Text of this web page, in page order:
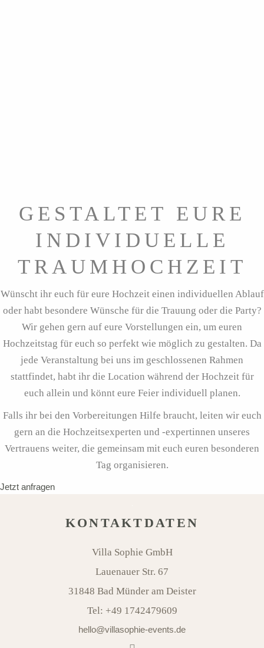
GESTALTET EURE
INDIVIDUELLE
TRAUMHOCHZEIT
Wünscht ihr euch für eure Hochzeit einen individuellen Ablauf
oder habt besondere Wünsche für die Trauung oder die Party?
Wir gehen gern auf eure Vorstellungen ein, um euren
Hochzeitstag für euch so perfekt wie möglich zu gestalten. Da
jede Veranstaltung bei uns im geschlossenen Rahmen
stattfindet, habt ihr die Location während der Hochzeit für
euch allein und könnt eure Feier individuell planen.
Falls ihr bei den Vorbereitungen Hilfe braucht, leiten wir euch
gern an die Hochzeitsexperten und -expertinnen unseres
Vertrauens weiter, die gemeinsam mit euch euren besonderen
Tag organisieren.
Jetzt anfragen
KONTAKTDATEN
Villa Sophie GmbH
Lauenauer Str. 67
31848 Bad Münder am Deister
Tel: +49 1742479609
hello@villasophie-events.de